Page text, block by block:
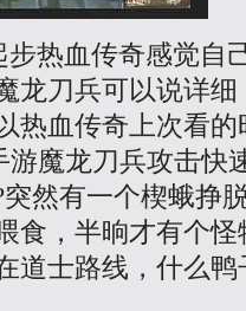
热血传奇感觉自
龙刀兵可以说详
血传奇上次看的
游魔龙刀兵攻击快
然有一个楔蛾挣
食，半晌才有个
道士路线，什么